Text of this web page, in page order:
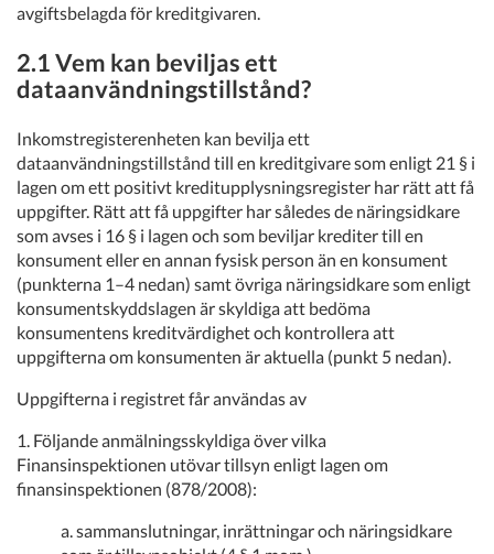
avgiftsbelagda för kreditgivaren.
2.1 Vem kan beviljas ett
dataanvändningstillstånd?
Inkomstregisterenheten kan bevilja ett
dataanvändningstillstånd till en kreditgivare som enligt 21 § i
lagen om ett positivt kreditupplysningsregister har rätt att få
uppgifter. Rätt att få uppgifter har således de näringsidkare
som avses i 16 § i lagen och som beviljar krediter till en
konsument eller en annan fysisk person än en konsument
(punkterna 1–4 nedan) samt övriga näringsidkare som enligt
konsumentskyddslagen är skyldiga att bedöma
konsumentens kreditvärdighet och kontrollera att
uppgifterna om konsumenten är aktuella (punkt 5 nedan).
Uppgifterna i registret får användas av
1. Följande anmälningsskyldiga över vilka
Finansinspektionen utövar tillsyn enligt lagen om
finansinspektionen (878/2008):
a. sammanslutningar, inrättningar och näringsidkare